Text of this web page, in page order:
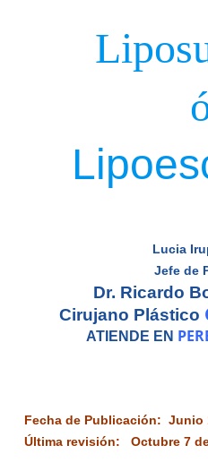
Lucia
Jefe de
Dr. Ricardo
Cirujano Plástico
ATIENDE EN
Fecha de Publicación: Junio
Última revisión: Octubre 7